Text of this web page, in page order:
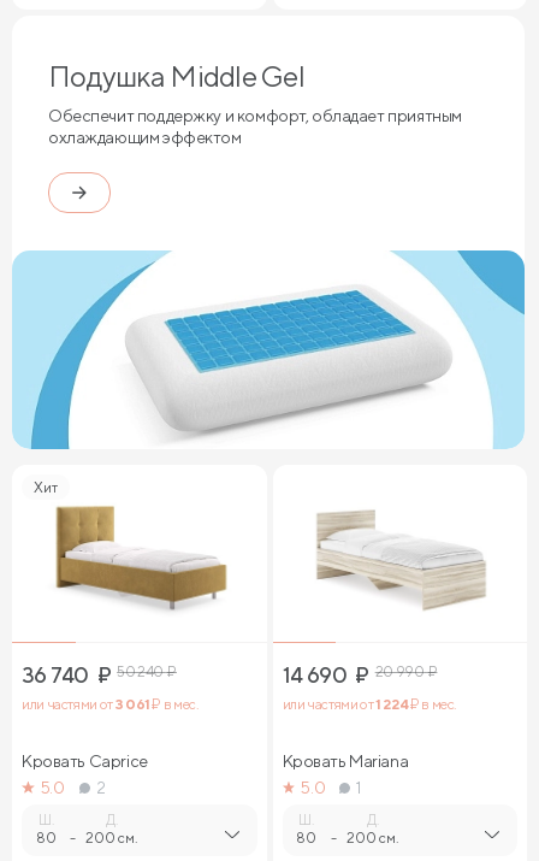
Подушка Middle Gel
Обеспечит поддержку и комфорт, обладает приятным
охлаждающим эффектом
Хит
36 740 ₽ 50 240₽
или частями от3 061₽ в мес.
Кровать Caprice
5.0
2
80 -
Д.
200 см.
14 690 ₽ 20 990₽
или частями от1 224₽ в мес.
Кровать Mariana
5.0
1
80 -
Д.
200 см.